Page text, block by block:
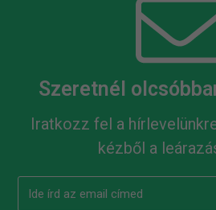
Szeretnél
Iratkozz fel a
kézből a